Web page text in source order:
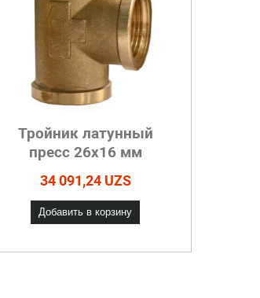
Тройник латунный
пресс 26х16 мм
34 091,24 UZS
Добавить в корзину